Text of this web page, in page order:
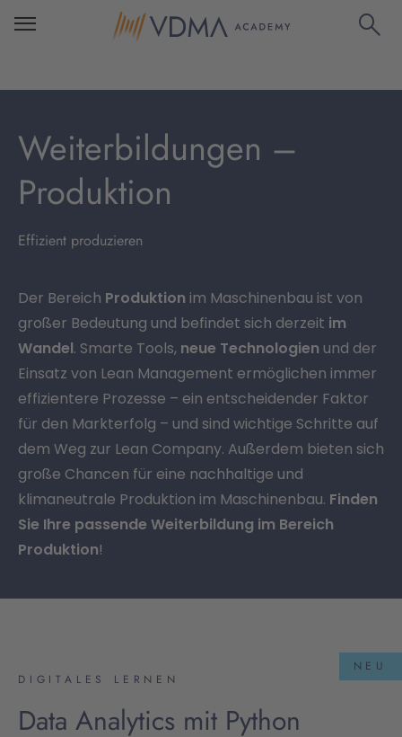
Weiterbildungen –
Produktion
Effizient produzieren
Der Bereich Produktion im Maschinenbau ist von
großer Bedeutung und befindet sich derzeit im
Wandel. Smarte Tools, neue Technologien und der
Einsatz von Lean Management ermöglichen immer
effizientere Prozesse – ein entscheidender Faktor
für den Markterfolg – und sind wichtige Schritte auf
dem Weg zur Lean Company. Außerdem bieten sich
große Chancen für eine nachhaltige und
klimaneutrale Produktion im Maschinenbau. Finden
Sie Ihre passende Weiterbildung im Bereich
Produktion!
DIGITALES LERNEN
Data Analytics mit Python
NEU